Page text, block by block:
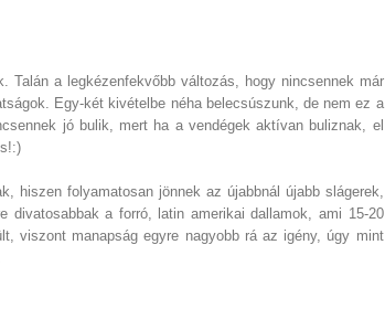
Talán a legkézenfekvőbb változás, hogy nincsennek már
Egy-két kivételbe néha belecsúszunk, de nem ez a
jó bulik, mert ha a vendégek aktívan buliznak, el
hiszen folyamatosan jönnek az újabbnál újabb slágerek,
divatosabbak a forró, latin amerikai dallamok, ami 15-20
viszont manapság egyre nagyobb rá az igény, úgy mint